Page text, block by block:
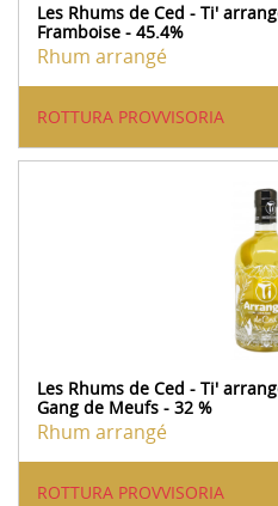
Les Rhums de Ced - Ti'
Framboise - 45.4%
Rhum arrangé
ROTTURA PROVVISORIA
Les Rhums de Ced - Ti'
Gang de Meufs - 32 %
Rhum arrangé
ROTTURA PROVVISORIA